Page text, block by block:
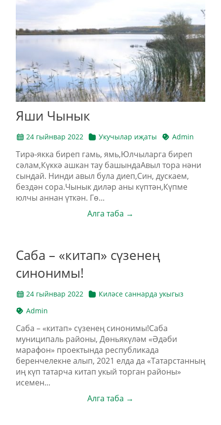
Яши Чынык
24 гыйнвар 2022 Укучылар иҗаты Admin
Тирә-якка биреп гамь, ямь,Юлчыларга биреп
сәлам,Күккә ашкан тау башындаАвыл тора нәни
сындай. Нинди авыл була диеп,Син, дускаем,
бездән сора.Чынык диләр аны күптән,Күпме
юлчы аннан үткән. Гө...
Алга таба →
Саба – «китап» сүзенең
синонимы!
24 гыйнвар 2022
Киләсе саннарда укыгыз
Admin
Саба – «китап» сүзенең синонимы!Саба
муниципаль районы, Дөньякүләм «Әдәби
марафон» проектында республикада
беренчелекне алып, 2021 елда да «Татарстанның
иң күп татарча китап укый торган районы»
исемен...
Алга таба →